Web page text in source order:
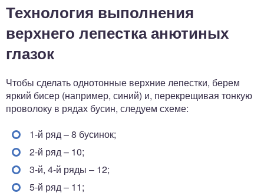
Технология выполнения
верхнего лепестка анютиных
глазок
Чтобы сделать однотонные верхние лепестки, берем
яркий бисер (например, синий) и, перекрещивая тонкую
проволоку в рядах бусин, следуем схеме:
1-й ряд – 8 бусинок;
2-й ряд – 10;
3-й, 4-й ряды – 12;
5-й ряд – 11;